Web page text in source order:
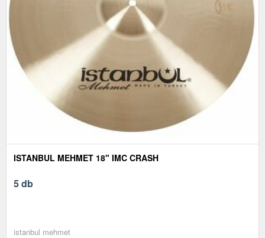
ISTANBUL MEHMET 18" IMC CRASH
5 db
istanbul mehmet